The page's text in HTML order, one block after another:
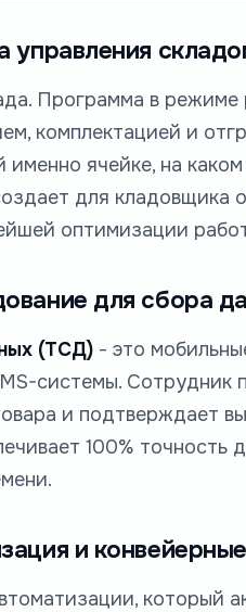
управления
Программа в
комплектацией и
именно ячейке, на
для
оптимизации
для сбора
(ТСД) - это
системы. Сотрудник
и подтверждает
100%
и
который